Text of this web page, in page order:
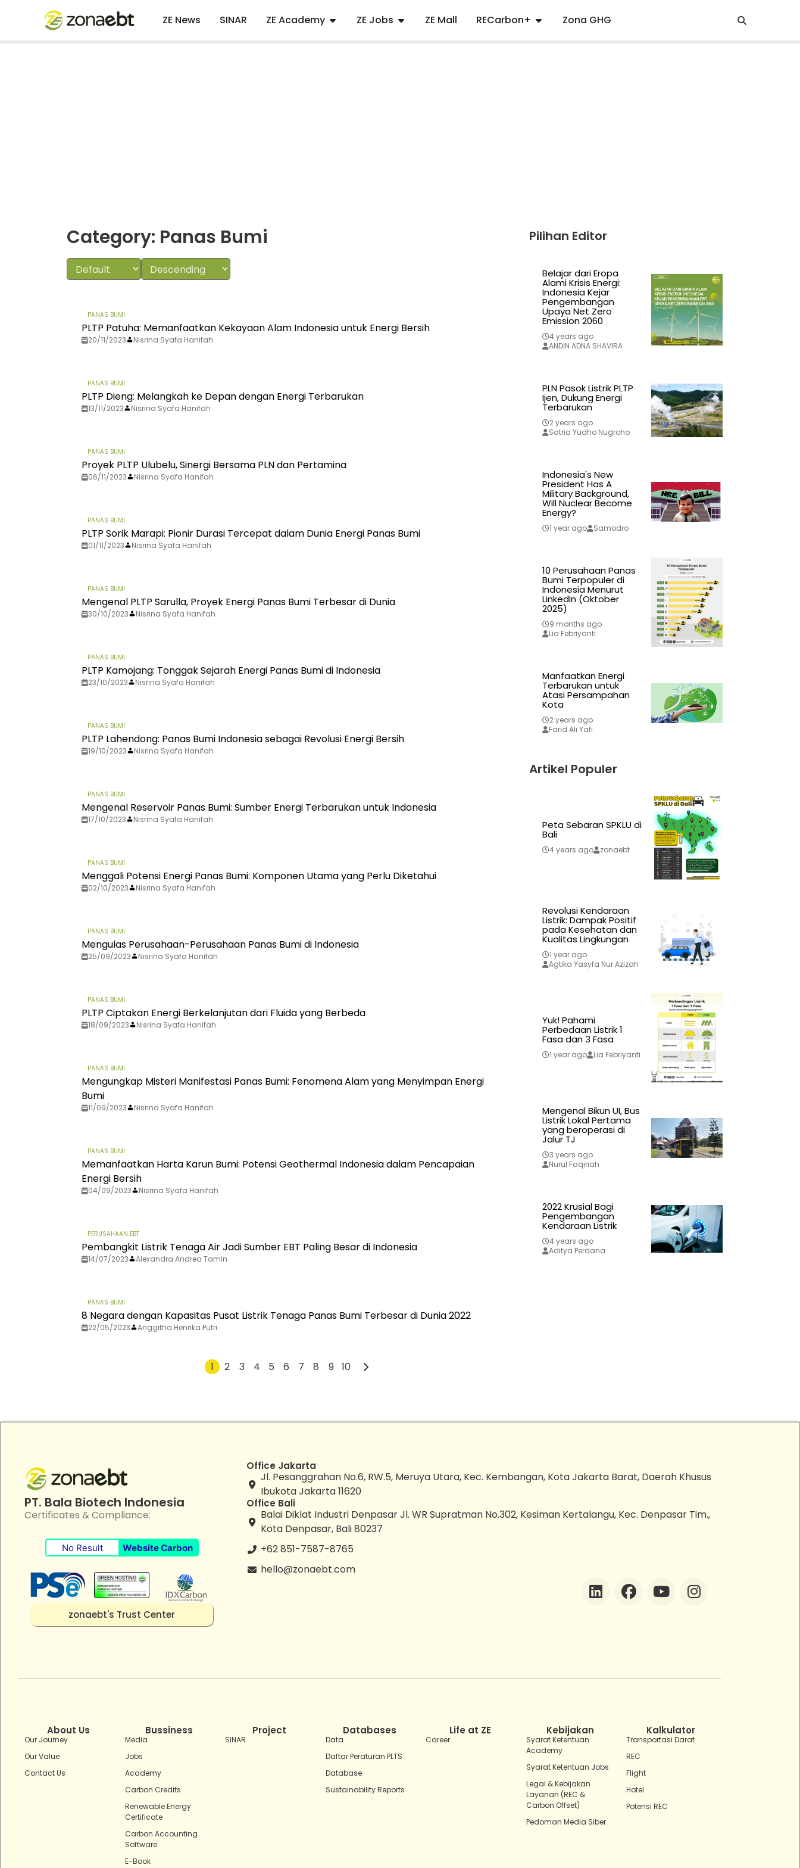
ZE News SINAR ZE Academy ZE Jobs ZE Mall RECarbon+ Zona GHG
Category: Panas Bumi
PANAS BUMI
PLTP Patuha: Memanfaatkan Kekayaan Alam Indonesia untuk Energi Bersih
20/11/2023 Nisrina Syafa Hanifah
PANAS BUMI
PLTP Dieng: Melangkah ke Depan dengan Energi Terbarukan
13/11/2023 Nisrina Syafa Hanifah
PANAS BUMI
Proyek PLTP Ulubelu, Sinergi Bersama PLN dan Pertamina
06/11/2023 Nisrina Syafa Hanifah
PANAS BUMI
PLTP Sorik Marapi: Pionir Durasi Tercepat dalam Dunia Energi Panas Bumi
01/11/2023 Nisrina Syafa Hanifah
PANAS BUMI
Mengenal PLTP Sarulla, Proyek Energi Panas Bumi Terbesar di Dunia
30/10/2023 Nisrina Syafa Hanifah
PANAS BUMI
PLTP Kamojang: Tonggak Sejarah Energi Panas Bumi di Indonesia
23/10/2023 Nisrina Syafa Hanifah
PANAS BUMI
PLTP Lahendong: Panas Bumi Indonesia sebagai Revolusi Energi Bersih
19/10/2023 Nisrina Syafa Hanifah
PANAS BUMI
Mengenal Reservoir Panas Bumi: Sumber Energi Terbarukan untuk Indonesia
17/10/2023 Nisrina Syafa Hanifah
PANAS BUMI
Menggali Potensi Energi Panas Bumi: Komponen Utama yang Perlu Diketahui
02/10/2023 Nisrina Syafa Hanifah
PANAS BUMI
Mengulas Perusahaan-Perusahaan Panas Bumi di Indonesia
25/09/2023 Nisrina Syafa Hanifah
PANAS BUMI
PLTP Ciptakan Energi Berkelanjutan dari Fluida yang Berbeda
18/09/2023 Nisrina Syafa Hanifah
PANAS BUMI
Mengungkap Misteri Manifestasi Panas Bumi: Fenomena Alam yang Menyimpan Energi
Bumi
11/09/2023 Nisrina Syafa Hanifah
PANAS BUMI
Memanfaatkan Harta Karun Bumi: Potensi Geothermal Indonesia dalam Pencapaian
Energi Bersih
04/09/2023 Nisrina Syafa Hanifah
PERUSAHAAN EBT
Pembangkit Listrik Tenaga Air Jadi Sumber EBT Paling Besar di Indonesia
14/07/2023 Alexandra Andrea Tamin
PANAS BUMI
8 Negara dengan Kapasitas Pusat Listrik Tenaga Panas Bumi Terbesar di Dunia 2022
22/05/2023 Anggitha Henrika Putri
1 2 3 4 5 6 7 8 9 10
Pilihan Editor
Belajar dari Eropa
Alami Krisis Energi:
Indonesia Kejar
Pengembangan
Upaya Net Zero
Emission 2060
4 years ago
ANDIN ADNA SHAVIRA
PLN Pasok Listrik PLTP
Ijen, Dukung Energi
Terbarukan
2 years ago
Satria Yudho Nugroho
Indonesia's New
President Has A
Military Background,
Will Nuclear Become
Energy?
1 year ago Samodro
10 Perusahaan Panas
Bumi Terpopuler di
Indonesia Menurut
LinkedIn (Oktober
2025)
9 months ago
Lia Febriyanti
Manfaatkan Energi
Terbarukan untuk
Atasi Persampahan
Kota
2 years ago
Farid Ali Yafi
Artikel Populer
Peta Sebaran SPKLU di
Bali
4 years ago zonaebt
Revolusi Kendaraan
Listrik: Dampak Positif
pada Kesehatan dan
Kualitas Lingkungan
1 year ago
Agtika Yasyfa Nur Azizah
Yuk! Pahami
Perbedaan Listrik 1
Fasa dan 3 Fasa
1 year ago Lia Febriyanti
Mengenal Bikun UI, Bus
Listrik Lokal Pertama
yang beroperasi di
Jalur TJ
3 years ago
Nurul Faqiriah
2022 Krusial Bagi
Pengembangan
Kendaraan Listrik
4 years ago
Aditya Perdana
PT. Bala Biotech Indonesia
Certificates & Compliance:
No Result Website Carbon
zonaebt's Trust Center
Office Jakarta
Jl. Pesanggrahan No.6, RW.5, Meruya Utara, Kec. Kembangan, Kota Jakarta Barat, Daerah Khusus
Ibukota Jakarta 11620
Office Bali
Balai Diklat Industri Denpasar Jl. WR Supratman No.302, Kesiman Kertalangu, Kec. Denpasar Tim.,
Kota Denpasar, Bali 80237
+62 851-7587-8765
hello@zonaebt.com
About Us
Our Journey
Our Value
Contact Us
Bussiness
Media
Jobs
Academy
Carbon Credits
Renewable Energy
Certificate
Carbon Accounting
Software
E-Book
Project
SINAR
Databases
Data
Daftar Peraturan PLTS
Database
Sustainability Reports
Life at ZE
Career
Kebijakan
Syarat Ketentuan
Academy
Syarat Ketentuan Jobs
Legal & Kebijakan
Layanan (REC &
Carbon Offset)
Pedoman Media Siber
Kalkulator
Transportasi Darat
REC
Flight
Hotel
Potensi REC